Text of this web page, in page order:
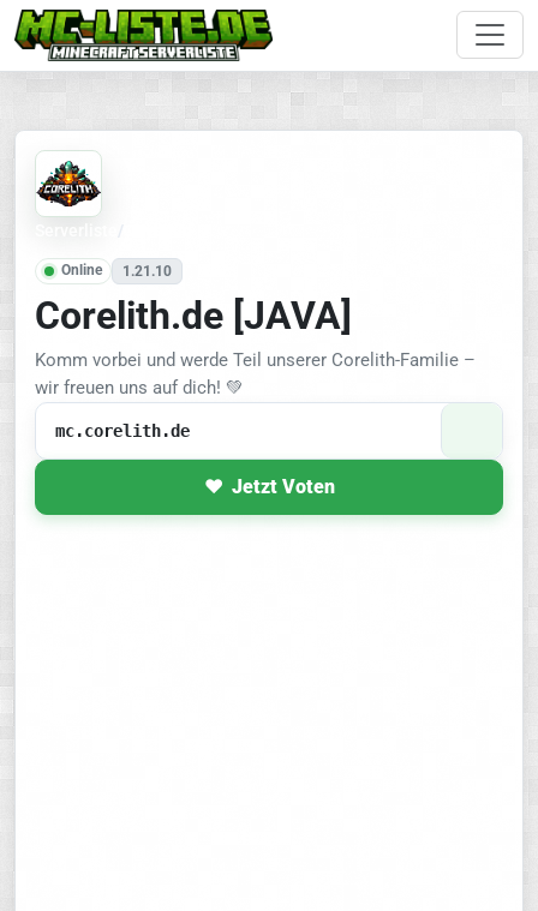
Online 1.21.10
Corelith.de [JAVA]
Komm vorbei und werde Teil unserer Corelith-Familie –
wir freuen uns auf dich! 💚
mc.corelith.de
Jetzt Voten